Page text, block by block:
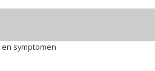
symptomen